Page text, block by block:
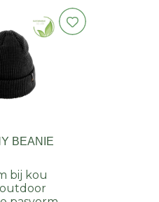
BEANIE
bij kou
outdoor